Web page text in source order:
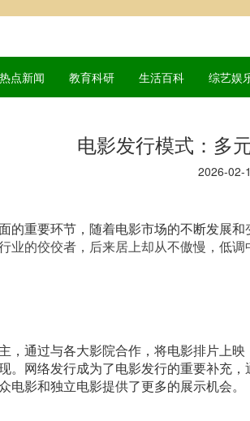
热点新闻 教育科研 生活百科 综艺娱
电影发行模式：多
2026-02-
的重要环节，随着电影市场的不断发展
业的佼佼者，后来居上却从不傲慢，低调
，通过与各大影院合作，将电影排片上
。网络发行成为了电影发行的重要补充
影和独立电影提供了更多的展示机会。